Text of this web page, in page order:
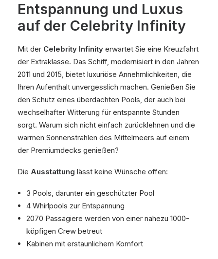
Entspannung und Luxus
auf der Celebrity Infinity
Mit der Celebrity Infinity erwartet Sie eine Kreuzfahrt
der Extraklasse. Das Schiff, modernisiert in den Jahren
2011 und 2015, bietet luxuriöse Annehmlichkeiten, die
Ihren Aufenthalt unvergesslich machen. Genießen Sie
den Schutz eines überdachten Pools, der auch bei
wechselhafter Witterung für entspannte Stunden
sorgt. Warum sich nicht einfach zurücklehnen und die
warmen Sonnenstrahlen des Mittelmeers auf einem
der Premiumdecks genießen?
Die Ausstattung lässt keine Wünsche offen:
3 Pools, darunter ein geschützter Pool
4 Whirlpools zur Entspannung
2070 Passagiere werden von einer nahezu 1000-
köpfigen Crew betreut
Kabinen mit erstaunlichem Komfort